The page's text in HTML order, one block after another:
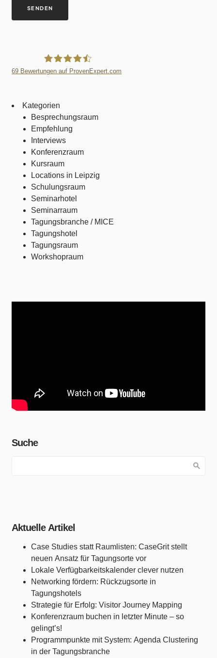
69 Bewertungen auf ProvenExpert.com
Kategorien
Besprechungsraum
Empfehlung
Interviews
Konferenzraum
Kursraum
Locations in Leipzig
Schulungsraum
Seminarhotel
Seminarraum
Tagungsbranche / MICE
Tagungshotel
Tagungsraum
Workshopraum
Suche
Aktuelle Artikel
Case Studies statt Raumlisten: CaseGrit stellt
neuen Ansatz für Tagungsorte vor
Lokale Verfügbarkeitskalender clever nutzen
Networking fördern: Rückzugsorte in
Tagungshotels
Strategie für Erfolg: Visitor Journey Mapping
Konferenzraum buchen in letzter Minute – so
gelingt’s!
Programmpunkte mit System: Agenda Clustering
in der Tagungsbranche